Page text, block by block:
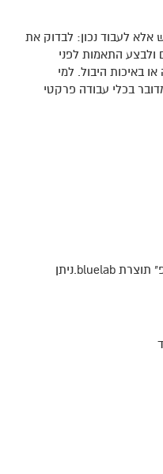
אלא לעבוד נכון: לבדוק את
ולבצע התאמות לפני
באיכות היבול. למי
בכלי עבודה פרקטי
מד משולב כולל מדידת PH EC וטמפ" תוצרת bluelab.ניתן